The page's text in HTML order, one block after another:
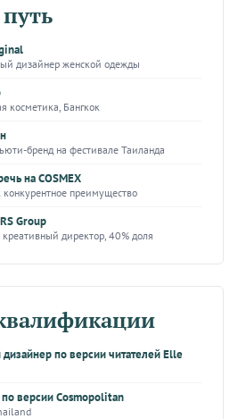
дизайнер женской одежды
косметика, Бангкок
бренд на фестивале Таиланда
на COSMEX
конкурентное преимущество
Group
директор, 40% доля
по версии читателей Elle
версии Cosmopolitan